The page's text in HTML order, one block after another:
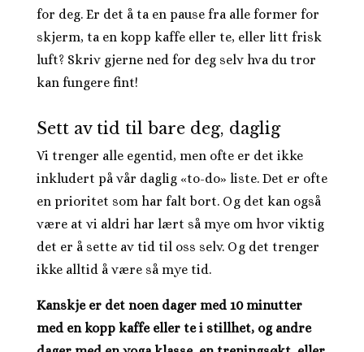
for deg. Er det å ta en pause fra alle former for
skjerm, ta en kopp kaffe eller te, eller litt frisk
luft? Skriv gjerne ned for deg selv hva du tror
kan fungere fint!
Sett av tid til bare deg, daglig
Vi trenger alle egentid, men ofte er det ikke
inkludert på vår daglig «to-do» liste. Det er ofte
en prioritet som har falt bort. Og det kan også
være at vi aldri har lært så mye om hvor viktig
det er å sette av tid til oss selv. Og det trenger
ikke alltid å være så mye tid.
Kanskje er det noen dager med 10 minutter
med en kopp kaffe eller te i stillhet, og andre